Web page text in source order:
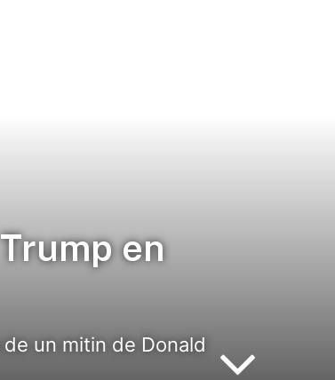
en
un mitin de Donald